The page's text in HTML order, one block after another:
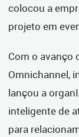
colocou a
projeto em
Com o avanço
Omnichannel,
lançou a
inteligente de
para